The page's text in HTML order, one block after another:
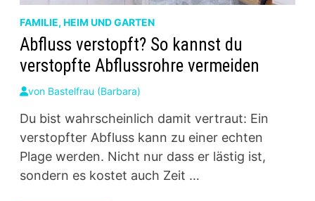
FAMILIE, HEIM UND GARTEN
Abfluss verstopft? So kannst du
verstopfte Abflussrohre vermeiden
von Bastelfrau (Barbara)
Du bist wahrscheinlich damit vertraut: Ein
verstopfter Abfluss kann zu einer echten
Plage werden. Nicht nur dass er lästig ist,
sondern es kostet auch Zeit …